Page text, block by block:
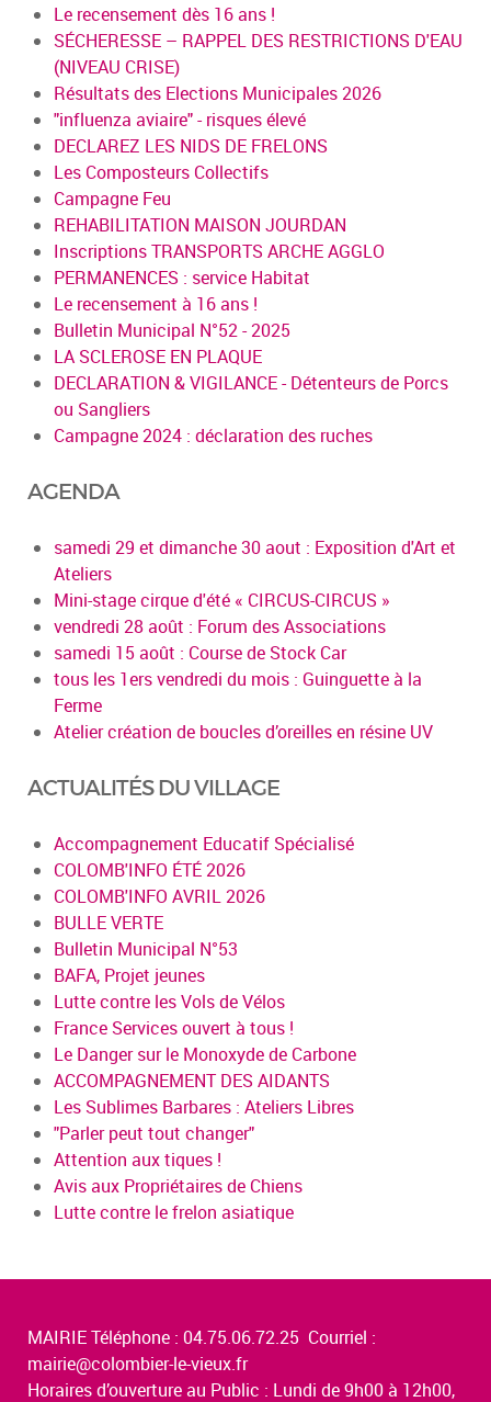
Le recensement dès 16 ans !
SÉCHERESSE – RAPPEL DES RESTRICTIONS D'EAU
(NIVEAU CRISE)
Résultats des Elections Municipales 2026
"influenza aviaire" - risques élevé
DECLAREZ LES NIDS DE FRELONS
Les Composteurs Collectifs
Campagne Feu
REHABILITATION MAISON JOURDAN
Inscriptions TRANSPORTS ARCHE AGGLO
PERMANENCES : service Habitat
Le recensement à 16 ans !
Bulletin Municipal N°52 - 2025
LA SCLEROSE EN PLAQUE
DECLARATION & VIGILANCE - Détenteurs de Porcs
ou Sangliers
Campagne 2024 : déclaration des ruches
AGENDA
samedi 29 et dimanche 30 aout : Exposition d'Art et
Ateliers
Mini-stage cirque d'été « CIRCUS-CIRCUS »
vendredi 28 août : Forum des Associations
samedi 15 août : Course de Stock Car
tous les 1ers vendredi du mois : Guinguette à la
Ferme
Atelier création de boucles d’oreilles en résine UV
ACTUALITÉS DU VILLAGE
Accompagnement Educatif Spécialisé
COLOMB'INFO ÉTÉ 2026
COLOMB'INFO AVRIL 2026
BULLE VERTE
Bulletin Municipal N°53
BAFA, Projet jeunes
Lutte contre les Vols de Vélos
France Services ouvert à tous !
Le Danger sur le Monoxyde de Carbone
ACCOMPAGNEMENT DES AIDANTS
Les Sublimes Barbares : Ateliers Libres
"Parler peut tout changer"
Attention aux tiques !
Avis aux Propriétaires de Chiens
Lutte contre le frelon asiatique
MAIRIE Téléphone : 04.75.06.72.25 Courriel :
mairie@colombier-le-vieux.fr
Horaires d’ouverture au Public : Lundi de 9h00 à 12h00,